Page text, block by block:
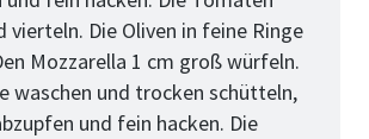
vierteln. Die Oliven in feine Ringe
Mozzarella 1 cm groß würfeln.
waschen und trocken schütteln,
und fein hacken. Die